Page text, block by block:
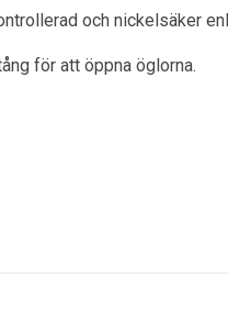
och nickelsäker
för att öppna öglorna.